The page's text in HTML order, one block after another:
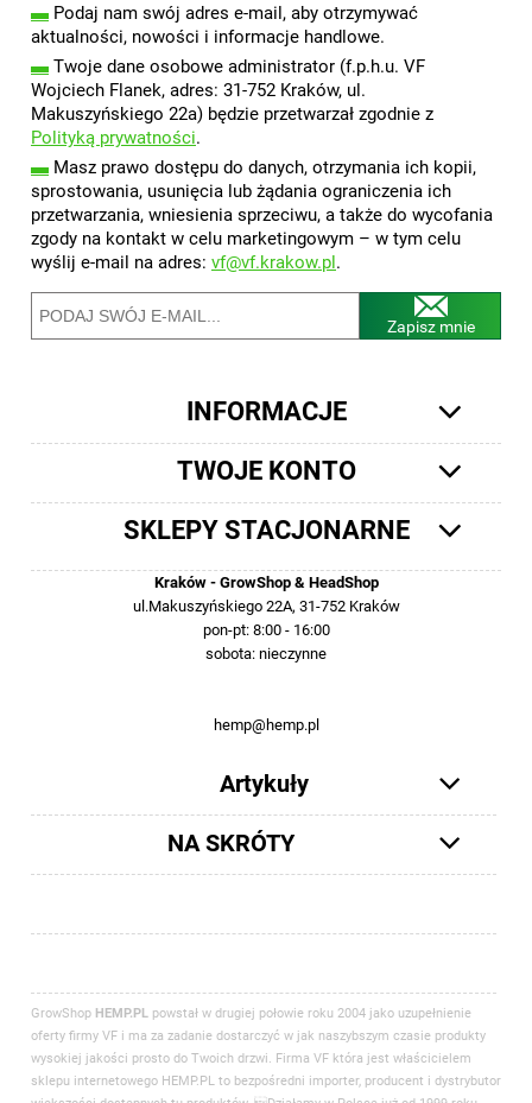
▬ Podaj nam swój adres e-mail, aby otrzymywać
aktualności, nowości i informacje handlowe.
▬ Twoje dane osobowe administrator (f.p.h.u. VF
Wojciech Flanek, adres: 31-752 Kraków, ul.
Makuszyńskiego 22a) będzie przetwarzał zgodnie z
Polityką prywatności.
▬ Masz prawo dostępu do danych, otrzymania ich kopii,
sprostowania, usunięcia lub żądania ograniczenia ich
przetwarzania, wniesienia sprzeciwu, a także do wycofania
zgody na kontakt w celu marketingowym – w tym celu
wyślij e-mail na adres: vf@vf.krakow.pl.
Zapisz mnie
INFORMACJE
TWOJE KONTO
SKLEPY STACJONARNE
Kraków - GrowShop & HeadShop
ul.Makuszyńskiego 22A, 31-752 Kraków
pon-pt: 8:00 - 16:00
sobota: nieczynne
hemp@hemp.pl
Artykuły
NA SKRÓTY
GrowShop HEMP.PL powstał w drugiej połowie roku 2004 jako uzupełnienie
oferty firmy VF i ma za zadanie dostarczyć w jak naszybszym czasie produkty
wysokiej jakości prosto do Twoich drzwi. Firma VF która jest właścicielem
sklepu internetowego HEMP.PL to bezpośredni importer, producent i dystrybutor